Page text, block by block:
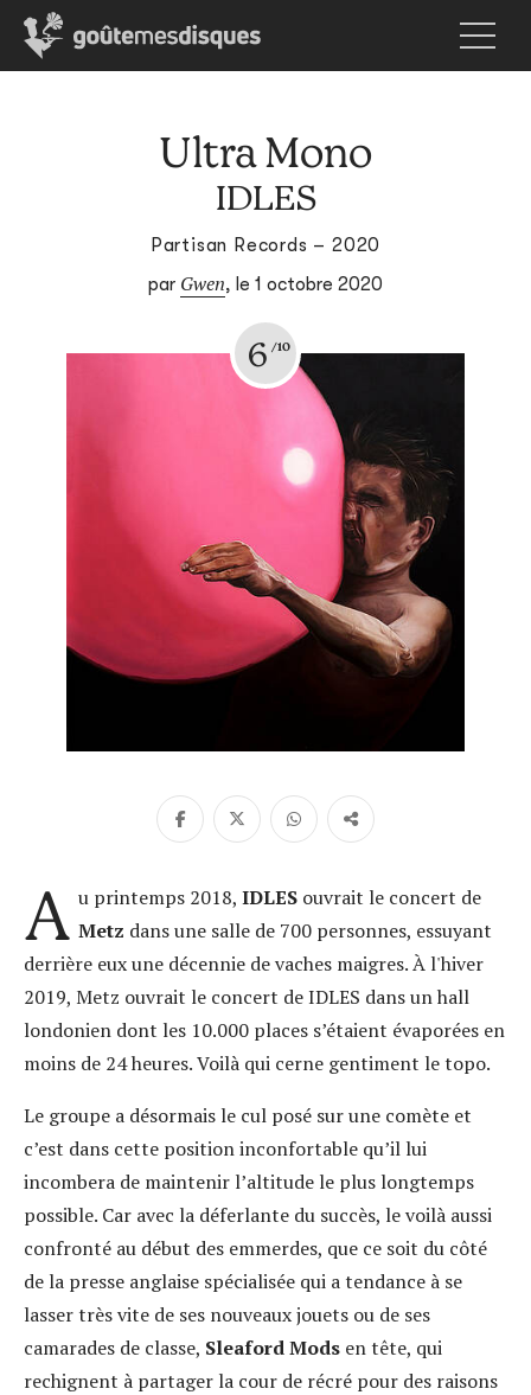
Ultra Mono
IDLES
Partisan Records – 2020
par Gwen, le 1 octobre 2020
6
A u printemps 2018, IDLESouvrait le concert de
Metz dans une salle de 700 personnes, essuyant
derrière eux une décennie de vaches maigres. À l'hiver
2019, Metz ouvrait le concert de IDLES dans un hall
londonien dont les 10.000 places s’étaient évaporées en
moins de 24 heures. Voilà qui cerne gentiment le topo.
Le groupe a désormais le cul posé sur une comète et
c’est dans cette position inconfortable qu’il lui
incombera de maintenir l’altitude le plus longtemps
possible. Car avec la déferlante du succès, le voilà aussi
confronté au début des emmerdes, que ce soit du côté
de la presse anglaise spécialisée qui a tendance à se
lasser très vite de ses nouveaux jouets ou de ses
camarades de classe, Sleaford Mods en tête, qui
rechignent à partager la cour de récré pour des raisons